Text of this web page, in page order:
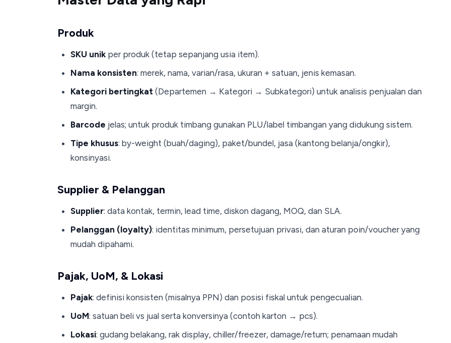
Produk
SKU unikper produk (tetap sepanjang usia item).
Nama konsisten: merek, nama, varian/rasa, ukuran + satuan, jenis kemasan.
Kategori bertingkat (Departemen → Kategori → Subkategori) untuk analisis penjualan dan
margin.
Barcode jelas; untuk produk timbang gunakan PLU/label timbangan yang didukung sistem.
Tipe khusus: by-weight (buah/daging), paket/bundel, jasa (kantong belanja/ongkir),
konsinyasi.
Supplier & Pelanggan
Supplier: data kontak, termin, lead time, diskon dagang, MOQ, dan SLA.
Pelanggan (loyalty): identitas minimum, persetujuan privasi, dan aturan poin/voucher yang
mudah dipahami.
Pajak, UoM, & Lokasi
Pajak: definisi konsisten (misalnya PPN) dan posisi fiskal untuk pengecualian.
UoM: satuan beli vs jual serta konversinya (contoh karton → pcs).
Lokasi: gudang belakang, rak display, chiller/freezer, damage/return; penamaan mudah